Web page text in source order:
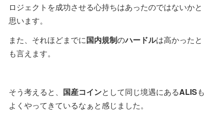
ロジェクトを成功させる心持ちはあったのではないかと
思います。
また、それほどまでに国内規制のハードルは高かったと
も言えます。
そう考えると、 国産コインとして同じ境遇にあるALISも
よくやってきているなぁと感じました。